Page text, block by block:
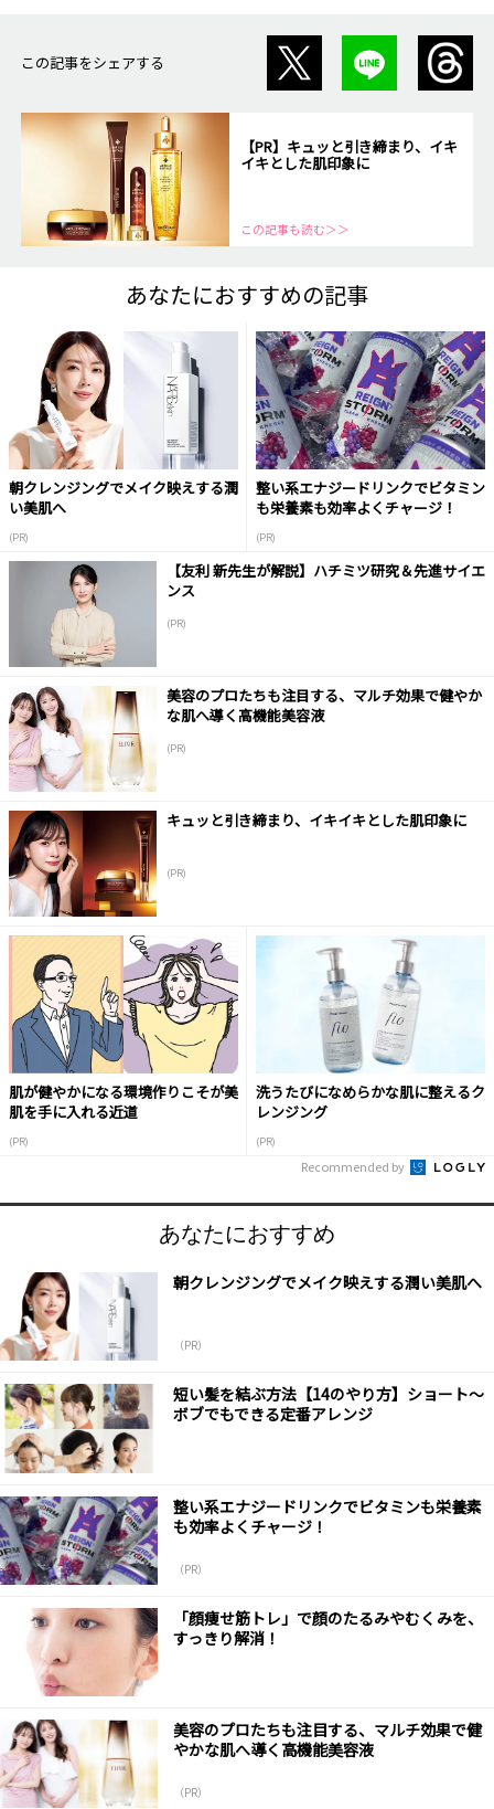
この記事をシェアする
【PR】キュッと引き締まり、イキ
イキとした肌印象に
この記事も読む＞＞
あなたにおすすめの記事
朝クレンジングでメイク映えする潤
い美肌へ
(PR)
整い系エナジードリンクでビタミン
も栄養素も効率よくチャージ！
(PR)
【友利 新先生が解説】ハチミツ研究＆先進サイエ
ンス
(PR)
美容のプロたちも注目する、マルチ効果で健やか
な肌へ導く高機能美容液
(PR)
キュッと引き締まり、イキイキとした肌印象に
(PR)
肌が健やかになる環境作りこそが美
肌を手に入れる近道
(PR)
洗うたびになめらかな肌に整えるク
レンジング
(PR)
Recommended by
あなたにおすすめ
朝クレンジングでメイク映えする潤い美肌へ
（PR）
短い髪を結ぶ方法【14のやり方】ショート～
ボブでもできる定番アレンジ
整い系エナジードリンクでビタミンも栄養素
も効率よくチャージ！
（PR）
「顔痩せ筋トレ」で顔のたるみやむくみを、
すっきり解消！
美容のプロたちも注目する、マルチ効果で健
やかな肌へ導く高機能美容液
（PR）